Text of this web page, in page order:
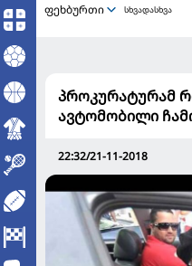
ფეხბურთი სხვადასხვა
პროკურატურამ
ავტომობილი
22:32/21-11-2018